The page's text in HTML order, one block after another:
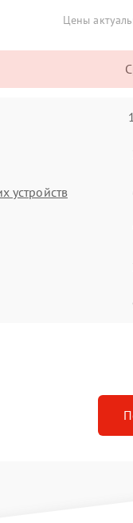
Цены
устройств